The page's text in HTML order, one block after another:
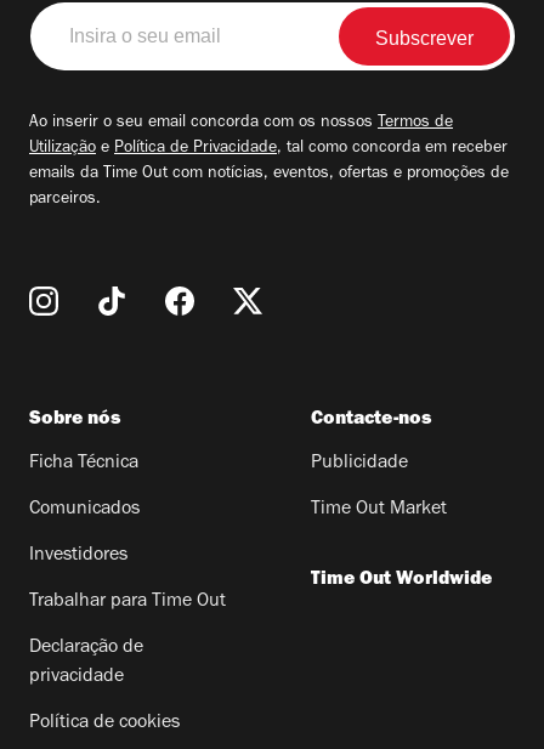
Insira
o
seu
Ao inserir o seu email concorda com os nossos Termos de
Utilização e Política de Privacidade, tal como concorda em receber
emails da Time Out com notícias, eventos, ofertas e promoções de
parceiros.
Sobre nós
Ficha Técnica
Comunicados
Investidores
Trabalhar para Time Out
Declaração de
privacidade
Política de cookies
Contacte-nos
Publicidade
Time Out Market
Time Out Worldwide